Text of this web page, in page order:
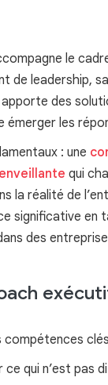
le
de leadership,
des
les
: une
qui
la réalité de
significative en
des
compétences
qui n’est pas